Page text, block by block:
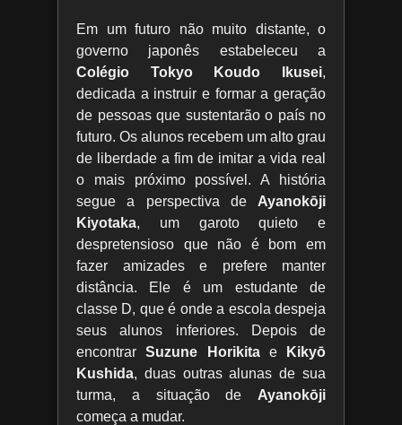
Em um futuro não muito distante, o
governo japonês estabeleceu a
Colégio Tokyo Koudo Ikusei,
dedicada a instruir e formar a geração
de pessoas que sustentarão o país no
futuro. Os alunos recebem um alto grau
de liberdade a fim de imitar a vida real
o mais próximo possível. A história
segue a perspectiva de Ayanokōji
Kiyotaka, um garoto quieto e
despretensioso que não é bom em
fazer amizades e prefere manter
distância. Ele é um estudante de
classe D, que é onde a escola despeja
seus alunos inferiores. Depois de
encontrarSuzune HorikitaeKikyō
Kushida, duas outras alunas de sua
turma, a situação de Ayanokōji
começa a mudar.